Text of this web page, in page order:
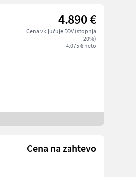
4.890 €
Cena vključuje DDV (stopnja
20%)
4.075 € neto
Cena na zahtevo